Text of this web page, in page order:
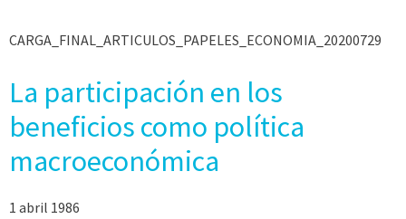
CARGA_FINAL_ARTICULOS_PAPELES_ECONOMIA_20200729
La participación en los
beneficios como política
macroeconómica
1 abril 1986